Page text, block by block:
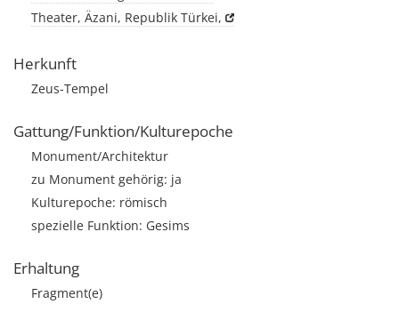
Theater, Äzani, Republik Türkei,
Herkunft
Zeus-Tempel
Gattung/Funktion/Kulturepoche
Monument/Architektur
zu Monument gehörig: ja
Kulturepoche: römisch
spezielle Funktion: Gesims
Erhaltung
Fragment(e)